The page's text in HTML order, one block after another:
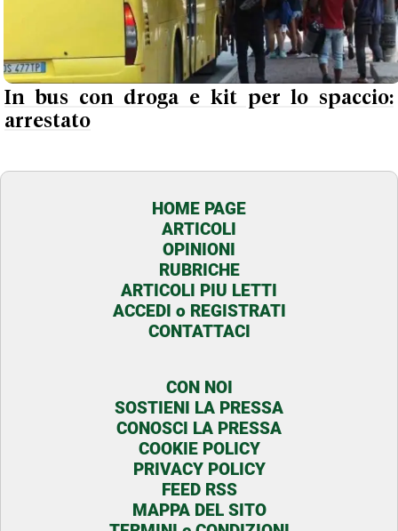
In bus con droga e kit per lo spaccio:
arrestato
HOME PAGE
ARTICOLI
OPINIONI
RUBRICHE
ARTICOLI PIU LETTI
ACCEDI o REGISTRATI
CONTATTACI
CON NOI
SOSTIENI LA PRESSA
CONOSCI LA PRESSA
COOKIE POLICY
PRIVACY POLICY
FEED RSS
MAPPA DEL SITO